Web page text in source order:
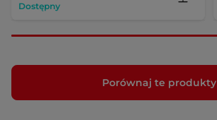
Dostępny
Porównaj te produkty